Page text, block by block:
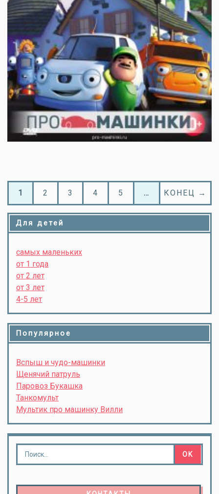
1 2 3 4 5 … КОНЕЦ →
Для детей
самых маленьких
от 1 года
от 2 лет
от 3 лет
4-5 лет
Популярное
Вспыш и чудо-машинки
Щенячий патруль
Паровоз Букашка
Танкомульт
Мультик про машинку Вилли